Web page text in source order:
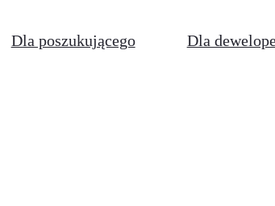
Dla poszukującego Dla